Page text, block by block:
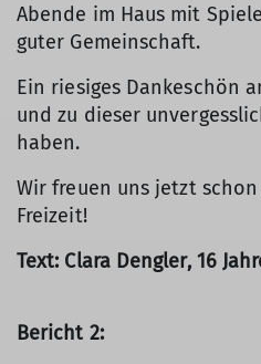
Abende im Haus mit
guter Gemeinschaft.
Ein riesiges Dankeschön
und zu dieser
haben.
Wir freuen uns jetzt
Freizeit!
Text: Clara Dengler, 16
Bericht 2: